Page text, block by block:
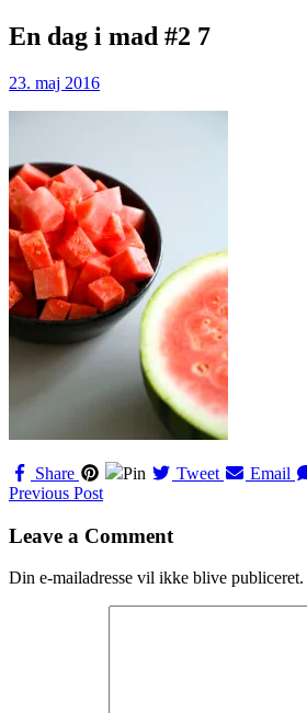
Skip
to
En dag i mad #2 7
23. maj 2016
Share Pin Tweet Email
Navigation
til
Previous Post
Leave a Comment
Din e-mailadresse vil ikke blive publiceret.